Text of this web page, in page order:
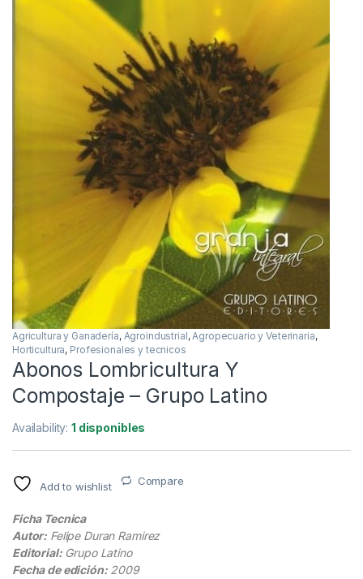
Agricultura y Ganadería, Agroindustrial,Agropecuario y Veterinaria,
Horticultura, Profesionales y tecnicos
Abonos Lombricultura Y
Compostaje – Grupo Latino
Availability:1 disponibles
Add to wishlist Compare
Ficha Tecnica
Autor: Felipe Duran Ramirez
Editorial:Grupo Latino
Fecha de edición:2009